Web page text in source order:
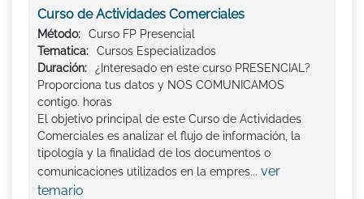
Curso de Actividades Comerciales
Método:
Curso FP Presencial
Tematica:
Cursos Especializados
Duración:
¿Interesado en este curso PRESENCIAL?
Proporciona tus datos y NOS COMUNICAMOS
contigo. horas
El objetivo principal de este Curso de Actividades
Comerciales es analizar el flujo de información, la
tipología y la finalidad de los documentos o
comunicaciones utilizados en la empres... ver
temario